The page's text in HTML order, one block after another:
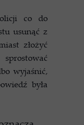
co do
usunąć z
złożyć
wyjaśnić,
była